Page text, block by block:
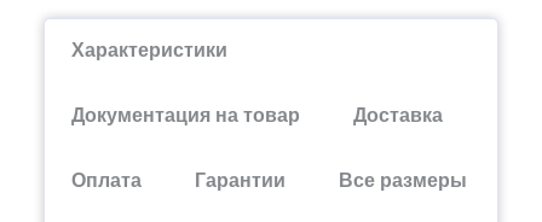
Характеристики
Документация на товар Доставка
Оплата Гарантии Все размеры